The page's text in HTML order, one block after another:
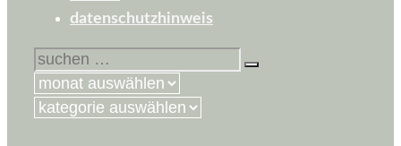
datenschutzhinweis
suchen
nach:
kategorien